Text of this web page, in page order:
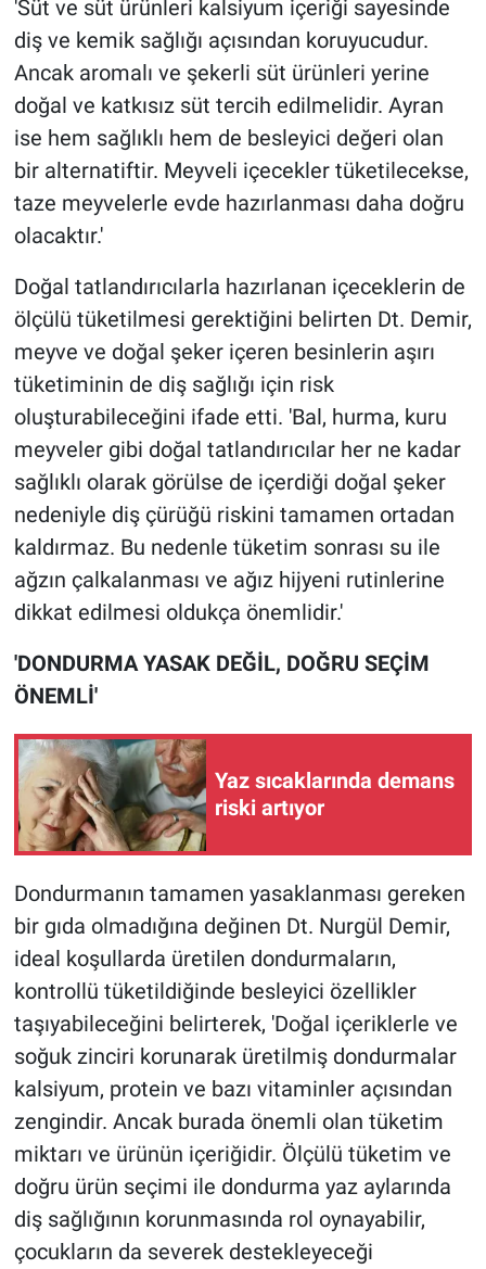
'Süt ve süt ürünleri kalsiyum içeriği sayesinde
diş ve kemik sağlığı açısından koruyucudur.
Ancak aromalı ve şekerli süt ürünleri yerine
doğal ve katkısız süt tercih edilmelidir. Ayran
ise hem sağlıklı hem de besleyici değeri olan
bir alternatiftir. Meyveli içecekler tüketilecekse,
taze meyvelerle evde hazırlanması daha doğru
olacaktır.'
Doğal tatlandırıcılarla hazırlanan içeceklerin de
ölçülü tüketilmesi gerektiğini belirten Dt. Demir,
meyve ve doğal şeker içeren besinlerin aşırı
tüketiminin de diş sağlığı için risk
oluşturabileceğini ifade etti. 'Bal, hurma, kuru
meyveler gibi doğal tatlandırıcılar her ne kadar
sağlıklı olarak görülse de içerdiği doğal şeker
nedeniyle diş çürüğü riskini tamamen ortadan
kaldırmaz. Bu nedenle tüketim sonrası su ile
ağzın çalkalanması ve ağız hijyeni rutinlerine
dikkat edilmesi oldukça önemlidir.'
'DONDURMA YASAK DEĞİL, DOĞRU SEÇİM
ÖNEMLİ'
Yaz sıcaklarında demans
riski artıyor
Dondurmanın tamamen yasaklanması gereken
bir gıda olmadığına değinen Dt. Nurgül Demir,
ideal koşullarda üretilen dondurmaların,
kontrollü tüketildiğinde besleyici özellikler
taşıyabileceğini belirterek, 'Doğal içeriklerle ve
soğuk zinciri korunarak üretilmiş dondurmalar
kalsiyum, protein ve bazı vitaminler açısından
zengindir. Ancak burada önemli olan tüketim
miktarı ve ürünün içeriğidir. Ölçülü tüketim ve
doğru ürün seçimi ile dondurma yaz aylarında
diş sağlığının korunmasında rol oynayabilir,
çocukların da severek destekleyeceği